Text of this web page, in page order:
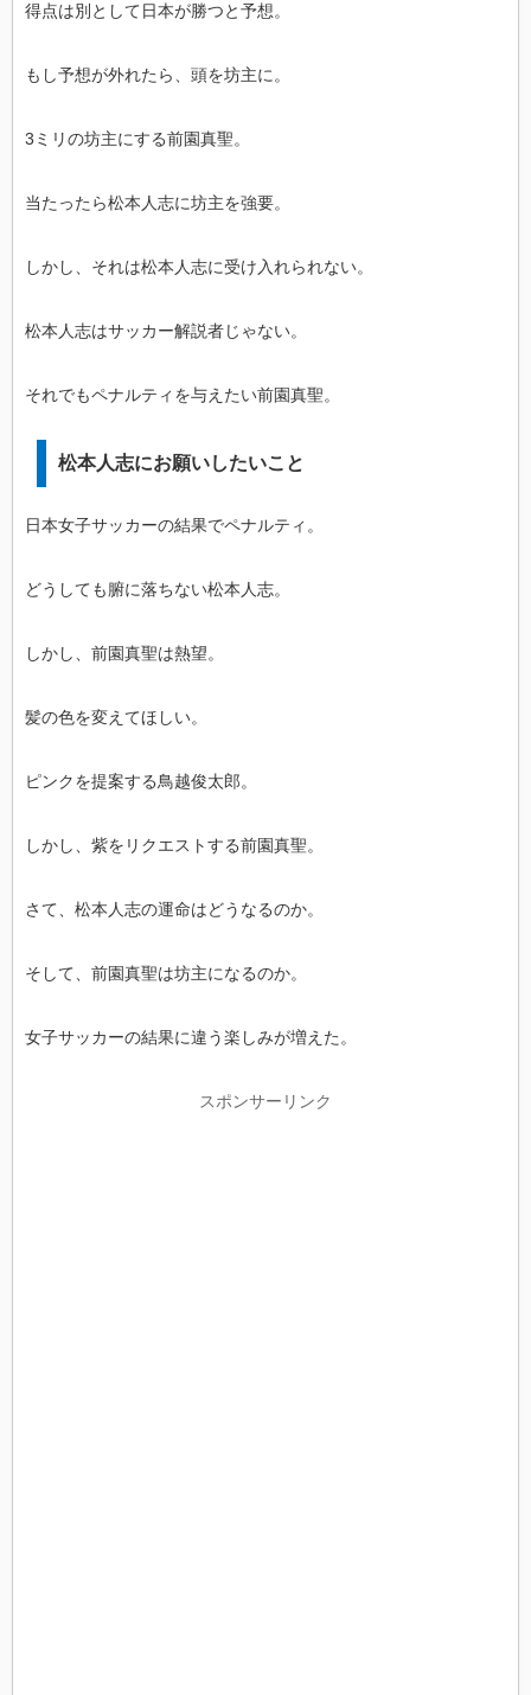
得点は別として日本が勝つと予想。
もし予想が外れたら、頭を坊主に。
3ミリの坊主にする前園真聖。
当たったら松本人志に坊主を強要。
しかし、それは松本人志に受け入れられない。
松本人志はサッカー解説者じゃない。
それでもペナルティを与えたい前園真聖。
松本人志にお願いしたいこと
日本女子サッカーの結果でペナルティ。
どうしても腑に落ちない松本人志。
しかし、前園真聖は熱望。
髪の色を変えてほしい。
ピンクを提案する鳥越俊太郎。
しかし、紫をリクエストする前園真聖。
さて、松本人志の運命はどうなるのか。
そして、前園真聖は坊主になるのか。
女子サッカーの結果に違う楽しみが増えた。
スポンサーリンク